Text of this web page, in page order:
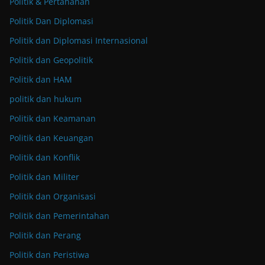
Politik Dan Diplomasi
Politik dan Diplomasi Internasional
Politik dan Geopolitik
Politik dan HAM
politik dan hukum
Politik dan Keamanan
Politik dan Keuangan
Politik dan Konflik
Politik dan Militer
Politik dan Organisasi
Politik dan Pemerintahan
Politik dan Perang
Politik dan Peristiwa